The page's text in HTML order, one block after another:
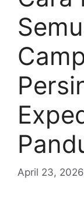
April 23, 2026